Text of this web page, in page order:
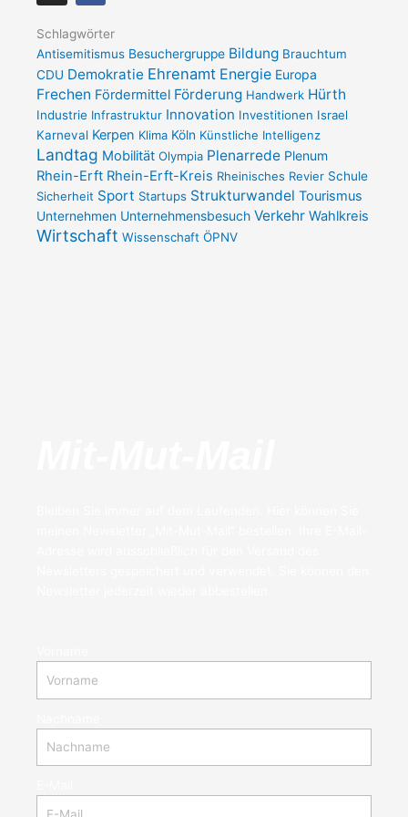
s
a
r
a
m
c
b
o
k
-
f
Schlagwörter
Antisemitismus Besuchergruppe Bildung Brauchtum
CDU Demokratie Ehrenamt Energie Europa
Frechen Fördermittel Förderung Handwerk Hürth
Industrie Infrastruktur Innovation Investitionen Israel
Karneval Kerpen Klima Köln Künstliche Intelligenz
Landtag Mobilität Olympia Plenarrede Plenum
Rhein-Erft Rhein-Erft-Kreis Rheinisches Revier Schule
Sicherheit Sport Startups Strukturwandel Tourismus
Unternehmen Unternehmensbesuch Verkehr Wahlkreis
Wirtschaft Wissenschaft ÖPNV